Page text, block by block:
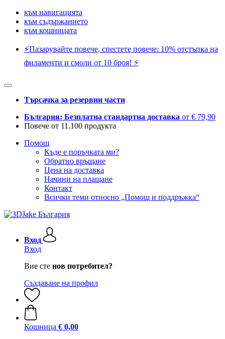
към навигацията
към съдържанието
към кошницата
⚡️Пазарувайте повече, спестете повече: 10% отстъпка на
филаменти и смоли от 10 броя! ⚡️
Търсачка за резервни части
България: Безплатна стандартна доставка от € 79,90
Повече от 11.100 продукта
Помощ
Къде е поръчката ми?
Обратно връщане
Цена на доставка
Начини на плащане
Контакт
Всички теми относно „Помощ и поддръжка“
Вход
Вход
Вие сте нов потребител?
Създаване на профил
Кошница € 0,00